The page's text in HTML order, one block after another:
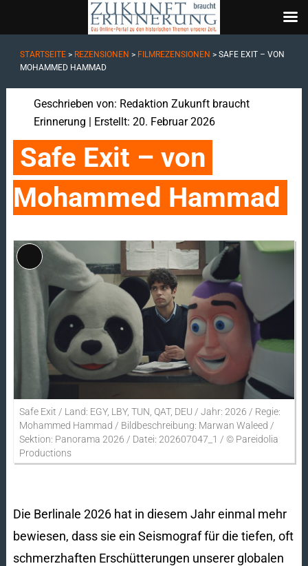
STARTSEITE> REZENSIONEN > FILMREZENSIONEN > SAFE EXIT – VON
MOHAMMED HAMMAD
Geschrieben von: Redaktion Zukunft braucht
Erinnerung | Erstellt: 20. Februar 2026
Safe Exit – von
Mohammed Hammad
Lange
Beschreibung
Safe Exit / Land: EGY, LBY, TUN, QAT, DEU / Jahr: 2026 / Regie:
Mohammed Hammad / Bildbeschreibung: Marwan Waleed /
Sektion: Panorama 2026 / Datei: 202607047_1 / © Pareidolia
Productions
Die Berlinale 2026 hat in diesem Jahr einmal mehr
bewiesen, dass sie ein Seismograf für die tiefen, oft
schmerzhaften Erschütterungen unserer globalen